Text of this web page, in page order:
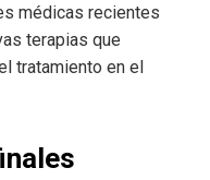
médicas recientes
terapias que
tratamiento en el